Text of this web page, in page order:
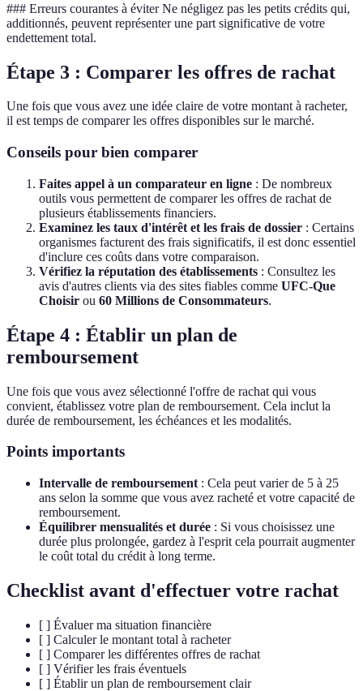
### Erreurs courantes à éviter Ne négligez pas les petits crédits qui,
additionnés, peuvent représenter une part significative de votre
endettement total.
Étape 3 : Comparer les offres de rachat
Une fois que vous avez une idée claire de votre montant à racheter,
il est temps de comparer les offres disponibles sur le marché.
Conseils pour bien comparer
Faites appel à un comparateur en ligne : De nombreux
outils vous permettent de comparer les offres de rachat de
plusieurs établissements financiers.
Examinez les taux d'intérêt et les frais de dossier : Certains
organismes facturent des frais significatifs, il est donc essentiel
d'inclure ces coûts dans votre comparaison.
Vérifiez la réputation des établissements : Consultez les
avis d'autres clients via des sites fiables comme UFC-Que
Choisir ou 60 Millions de Consommateurs.
Étape 4 : Établir un plan de
remboursement
Une fois que vous avez sélectionné l'offre de rachat qui vous
convient, établissez votre plan de remboursement. Cela inclut la
durée de remboursement, les échéances et les modalités.
Points importants
Intervalle de remboursement : Cela peut varier de 5 à 25
ans selon la somme que vous avez racheté et votre capacité de
remboursement.
Équilibrer mensualités et durée : Si vous choisissez une
durée plus prolongée, gardez à l'esprit cela pourrait augmenter
le coût total du crédit à long terme.
Checklist avant d'effectuer votre rachat
[ ] Évaluer ma situation financière
[ ] Calculer le montant total à racheter
[ ] Comparer les différentes offres de rachat
[ ] Vérifier les frais éventuels
[ ] Établir un plan de remboursement clair